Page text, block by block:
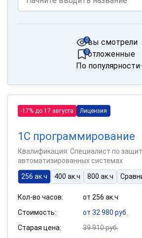
вы смотрели
0
отложенные
0
По популярности
-17% до 17 августа Лицензия
1С программирование
Квалификация: Специалист по
автоматизированных системах
256 ак.ч
400 ак.ч 800 ак.ч
Кол-во часов:
от 256 ак.ч
Стоимость:
от 32 980 руб.
Старая цена:
39 910 руб.